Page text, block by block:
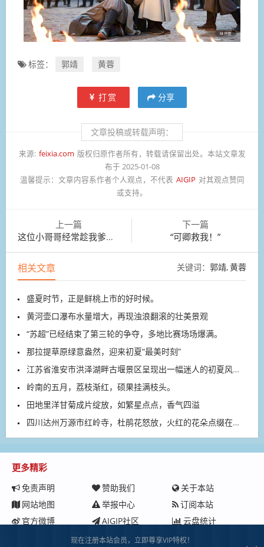
标签： 郭靖 黄蓉
打赏 分享
文章投稿或转载声明：
来源: feixia.com 版权归原作者所有，转载请保留出处。本站文章发
布于 2025-01-08
温馨提示： 文章内容系作者个人观点，不代表 AIGIP 对其观点赞同
或支持。
上一篇
这位小哥哥经常趁我爹外出进货时，到我家杂货店来
下一篇
“可卿救我！”
相关文章 关键词： 郭靖 黄蓉
盛夏时节，正是鲜桃上市的好时候。
黄河壶口瀑布水量增大，再现浊浪翻滚的壮美景观
“苏超”已经结束了第三轮的争夺，多地比赛场场爆满。
那拉提草原绿意盎然，迎来初夏“最美时刻”
江苏省淮安市洪泽湖畔古堰景区呈现出一幅迷人的初夏风景。
岭南的五月，荔枝渐红，硕果挂满枝头。
田地里洋甘菊成片绽放，如繁星点点，香气四溢
四川达州万源市红岭寺，杜鹃花怒放，火红的花朵点缀在大巴山间。
更多精彩
免责声明 赞助我们
关于本站
网站地图
举报中心
订阅本站
官方微博
AIGIP社区 云盘统计
现在注册本站会员，立即尊享VIP特权！